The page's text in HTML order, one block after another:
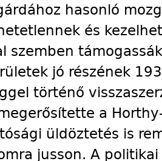
hasonló
és
szemben
jó részének
történő
a
üldöztetés is
jusson. A